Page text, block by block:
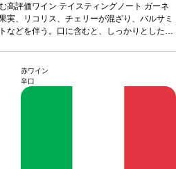
が残る。合う料理 葡萄品種ネレッロ・マス
*本ヴィンテージが在庫切れの場合、在庫が
ヴィンテージに変更されます、ご了承くださ
高評価ワイン テイスティングノート ガーネ
実、リコリス、チェリーが混ざり、バルサミ
などを伴う。口に含むと、しっかりとしたス
ヴィンテージに変更されます、ご了承くださ
赤ワイン
辛口